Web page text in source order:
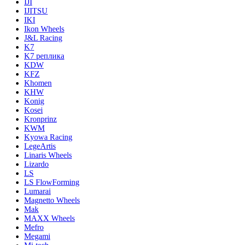
IJITSU
IKI
Ikon Wheels
J&L Racing
K7
K7 реплика
KDW
KFZ
Khomen
KHW
Konig
Kosei
Kronprinz
KWM
Kyowa Racing
LegeArtis
Linaris Wheels
Lizardo
LS
LS FlowForming
Lumarai
Magnetto Wheels
Mak
MAXX Wheels
Mefro
Megami